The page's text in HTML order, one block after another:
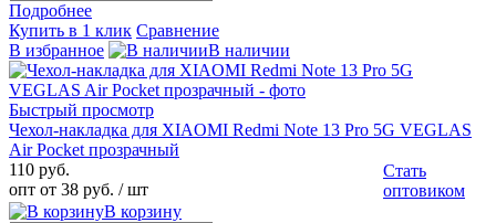
Подробнее
Купить в 1 клик Сравнение
В избранное
В наличии
Быстрый просмотр
Чехол-накладка для XIAOMI Redmi Note 13 Pro 5G VEGLAS
Air Pocket прозрачный
110 руб.
опт от 38 руб. / шт
Стать
оптовиком
В корзину